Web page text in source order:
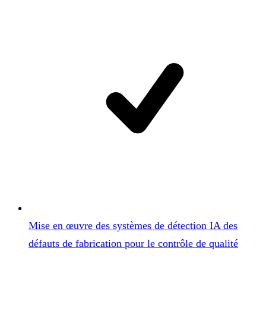
Mise en œuvre des systèmes de détection IA des
défauts de fabrication pour le contrôle de qualité